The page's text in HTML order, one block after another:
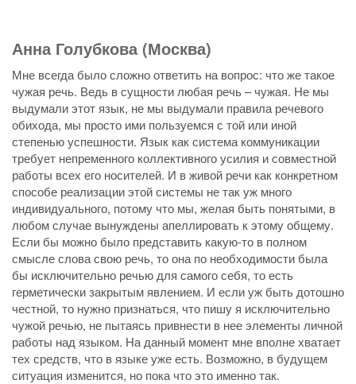
Анна Голубкова (Москва)
Мне всегда было сложно ответить на вопрос: что же такое
чужая речь. Ведь в сущности любая речь – чужая. Не мы
выдумали этот язык, не мы выдумали правила речевого
обихода, мы просто ими пользуемся с той или иной
степенью успешности. Язык как система коммуникации
требует непременного коллективного усилия и совместной
работы всех его носителей. И в живой речи как конкретном
способе реализации этой системы не так уж много
индивидуального, потому что мы, желая быть понятыми, в
любом случае вынуждены апеллировать к этому общему.
Если бы можно было представить какую-то в полном
смысле слова свою речь, то она по необходимости была
бы исключительно речью для самого себя, то есть
герметически закрытым явлением. И если уж быть дотошно
честной, то нужно признаться, что пишу я исключительно
чужой речью, не пытаясь привнести в нее элементы личной
работы над языком. На данный момент мне вполне хватает
тех средств, что в языке уже есть. Возможно, в будущем
ситуация изменится, но пока что это именно так.